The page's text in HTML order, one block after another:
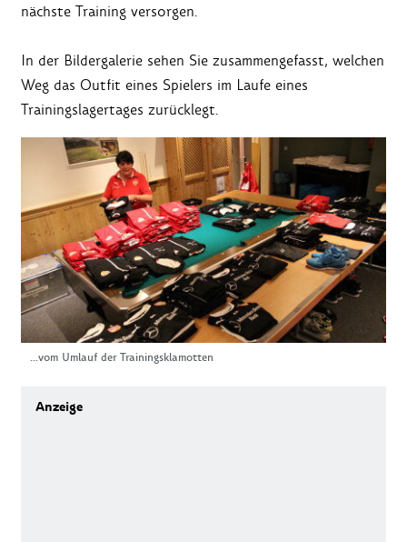
nächste Training versorgen.
In der Bildergalerie sehen Sie zusammengefasst, welchen
Weg das Outfit eines Spielers im Laufe eines
Trainingslagertages zurücklegt.
...vom Umlauf der Trainingsklamotten